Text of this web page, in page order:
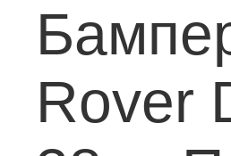
Rover